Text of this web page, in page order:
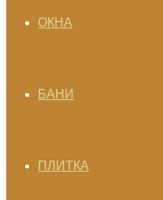
ОКНА
БАНИ
ПЛИТКА